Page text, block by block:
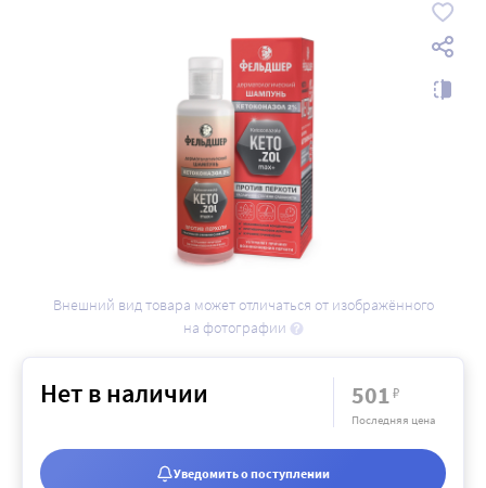
Внешний вид товара может отличаться от изображённого
на фотографии
Нет в наличии 501₽
Последняя цена
Уведомить о поступлении